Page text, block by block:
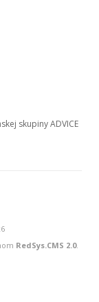
skupiny ADVICE
RedSys.CMS 2.0.